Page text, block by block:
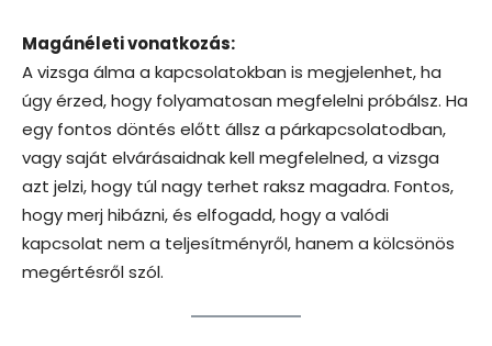
Magánéleti vonatkozás:
A vizsga álma a kapcsolatokban is megjelenhet, ha
úgy érzed, hogy folyamatosan megfelelni próbálsz. Ha
egy fontos döntés előtt állsz a párkapcsolatodban,
vagy saját elvárásaidnak kell megfelelned, a vizsga
azt jelzi, hogy túl nagy terhet raksz magadra. Fontos,
hogy merj hibázni, és elfogadd, hogy a valódi
kapcsolat nem a teljesítményről, hanem a kölcsönös
megértésről szól.